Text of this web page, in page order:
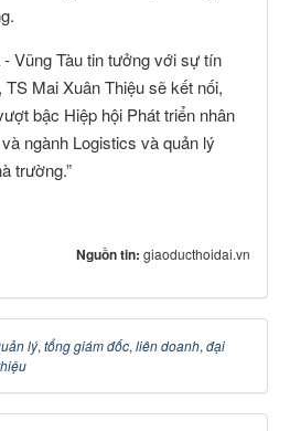
Vũng Tàu tin tưởng với sự tín
Mai Xuân Thiệu sẽ kết nối,
bậc Hiệp hội Phát triển nhân
ngành Logistics và quản lý
trường.”
Nguồn tin: giaoducthoidai.vn
lý, tổng giám đốc, liên doanh, đại